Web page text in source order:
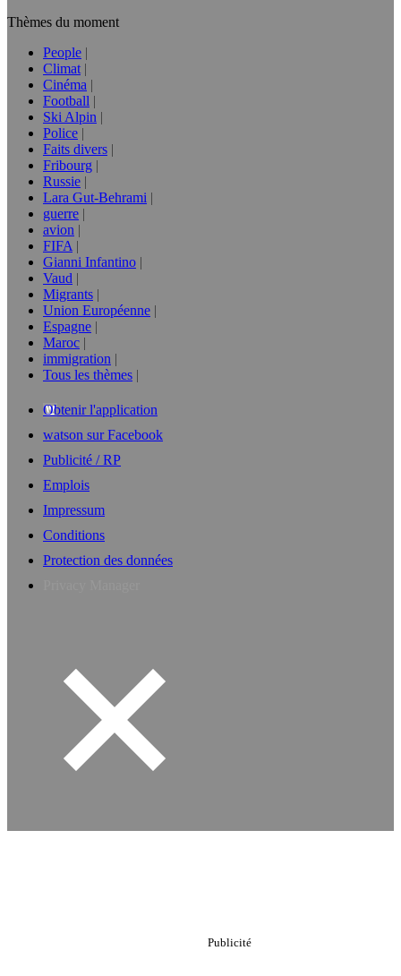
Thèmes du moment
People
Climat
Cinéma
Football
Ski Alpin
Police
Faits divers
Fribourg
Russie
Lara Gut-Behrami
guerre
avion
FIFA
Gianni Infantino
Vaud
Migrants
Union Européenne
Espagne
Maroc
immigration
Tous les thèmes
Obtenir l'application
watson sur Facebook
Publicité / RP
Emplois
Impressum
Conditions
Protection des données